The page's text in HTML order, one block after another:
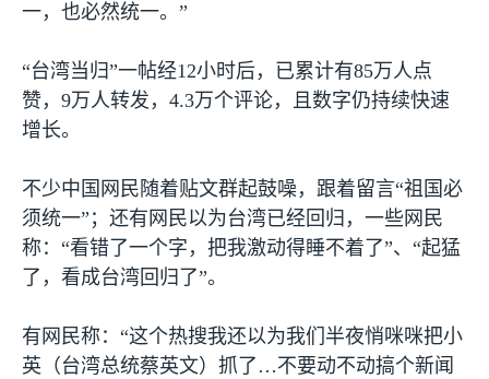
一，也必然统一。”
“台湾当归”一帖经12小时后，已累计有85万人点
赞， 9万人转发， 4.3万个评论，且数字仍持续快速
增长。
不少中国网民随着贴文群起鼓噪，跟着留言“祖国必
须统一”；还有网民以为台湾已经回归，一些网民
称：“看错了一个字，把我激动得睡不着了”、“起猛
了，看成台湾回归了”。
有网民称：“这个热搜我还以为我们半夜悄咪咪把小
英（台湾总统蔡英文）抓了…不要动不动搞个新闻